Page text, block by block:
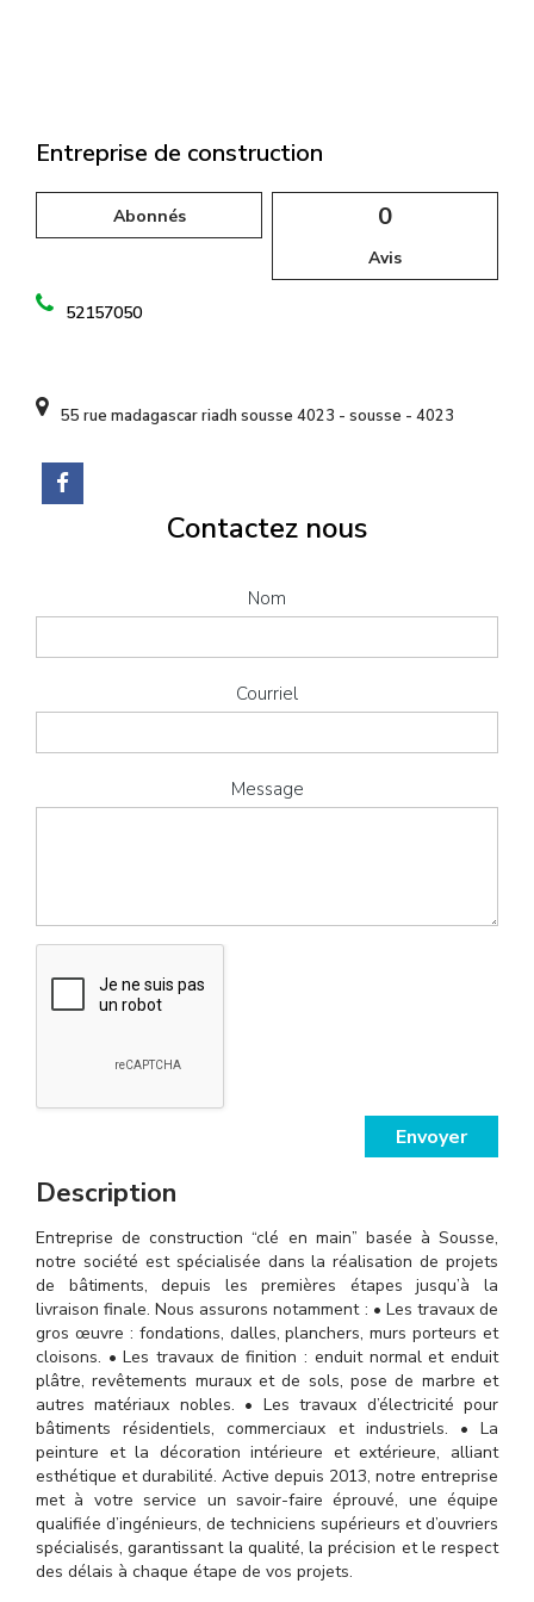
Entreprise de construction
Abonnés 0
Avis
52157050
55 rue madagascar riadh sousse 4023 - sousse - 4023
Contactez nous
Nom
Courriel
Message
Envoyer
Description
Entreprise de construction “clé en main” basée à Sousse,
notre société est spécialisée dans la réalisation de projets
de bâtiments, depuis les premières étapes jusqu’à la
livraison finale. Nous assurons notamment : • Les travaux de
gros œuvre : fondations, dalles, planchers, murs porteurs et
cloisons. • Les travaux de finition : enduit normal et enduit
plâtre, revêtements muraux et de sols, pose de marbre et
autres matériaux nobles. • Les travaux d’électricité pour
bâtiments résidentiels, commerciaux et industriels. • La
peinture et la décoration intérieure et extérieure, alliant
esthétique et durabilité. Active depuis 2013, notre entreprise
met à votre service un savoir-faire éprouvé, une équipe
qualifiée d’ingénieurs, de techniciens supérieurs et d’ouvriers
spécialisés, garantissant la qualité, la précision et le respect
des délais à chaque étape de vos projets.